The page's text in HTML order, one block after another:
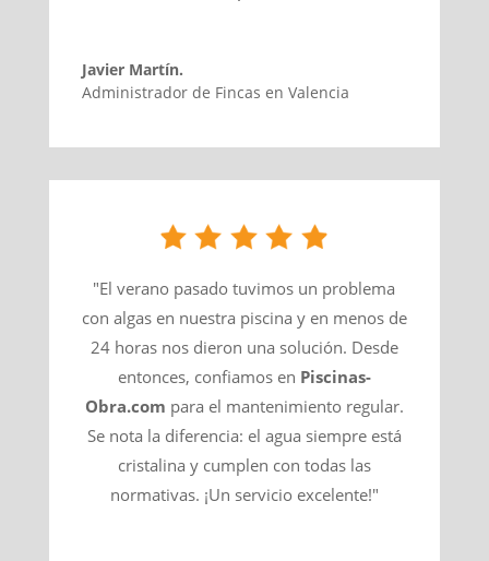
Javier Martín.
Administrador de Fincas en Valencia
"El verano pasado tuvimos un problema
con algas en nuestra piscina y en menos de
24 horas nos dieron una solución. Desde
entonces, confiamos en Piscinas-
Obra.com para el mantenimiento regular.
Se nota la diferencia: el agua siempre está
cristalina y cumplen con todas las
normativas. ¡Un servicio excelente!"